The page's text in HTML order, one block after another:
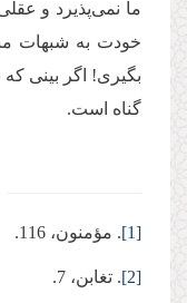
ما نمی‌پذیرد و
خودت به شبهات
بگیری! اگر بینی
گناه است.
[1]. مؤمنون، 116.
[2]. تغابن، 7.